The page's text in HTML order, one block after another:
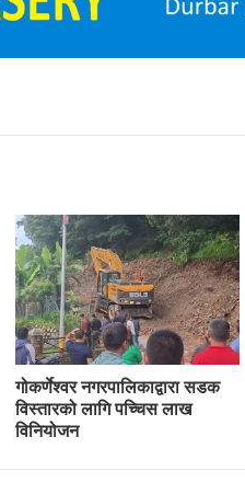
गोकर्णेश्वर नगरपालिकाद्वारा सडक
विस्तारको लागि पच्चिस लाख
विनियोजन